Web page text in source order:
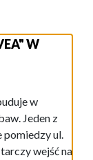
W
w
Jeden z
pomiedzy ul.
wejść na